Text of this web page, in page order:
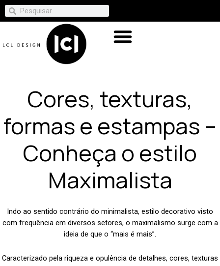
Cores, texturas,
formas e estampas –
Conheça o estilo
Maximalista
Indo ao sentido contrário do minimalista, estilo decorativo visto
com frequência em diversos setores, o maximalismo surge com a
ideia de que o “mais é mais”.
Caracterizado pela riqueza e opulência de detalhes, cores, texturas